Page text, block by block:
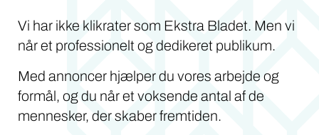
Vi har ikke klikrater som Ekstra Bladet. Men vi
når et professionelt og dedikeret publikum.
Med annoncer hjælper du vores arbejde og
formål, og du når et voksende antal af de
mennesker, der skaber fremtiden.